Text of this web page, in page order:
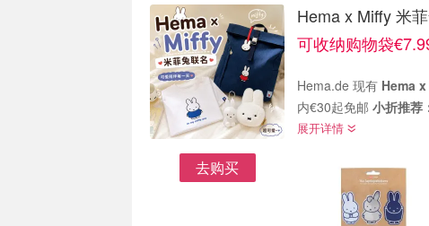
去购买
Hema x Miffy 米
可收纳购物袋
Hema.de 现有 Hema
内€30起免邮 小折推荐
展开详情